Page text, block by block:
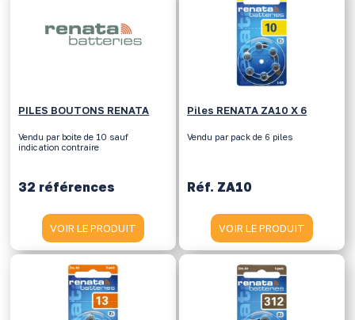
PILES BOUTONS RENATA
Vendu par boite de 10 sauf
indication contraire
32 références
VOIR LE PRODUIT
Piles RENATA ZA10 X 6
Vendu par pack de 6 piles
Réf. ZA10
VOIR LE PRODUIT